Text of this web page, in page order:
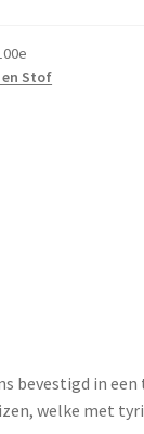
Stof
bevestigd in
welke met